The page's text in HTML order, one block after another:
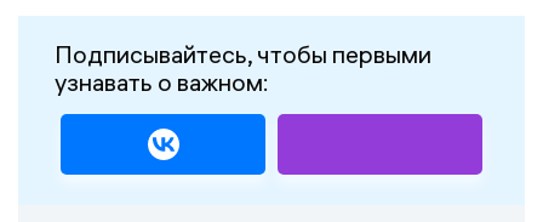
Подписывайтесь, чтобы первыми
узнавать о важном: